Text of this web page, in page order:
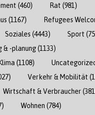
(460) Rat (981)
(1167) Refugees
Soziales (4443) Sport
& -planung(1133)
(1108)
Verkehr & Mobilität
Wirtschaft & Verbraucher
Wohnen (784)